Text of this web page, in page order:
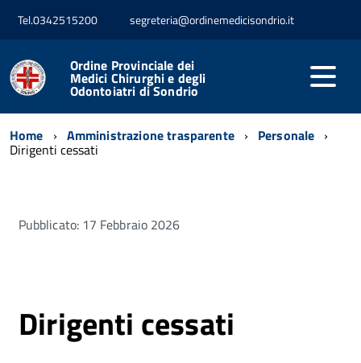
Tel.0342515200 segreteria@ordinemedicisondrio.it
Ordine Provinciale dei
Medici Chirurghi e degli
Odontoiatri di Sondrio
Home Amministrazione trasparente Personale
Dirigenti cessati
Pubblicato: 17 Febbraio 2026
Dirigenti cessati